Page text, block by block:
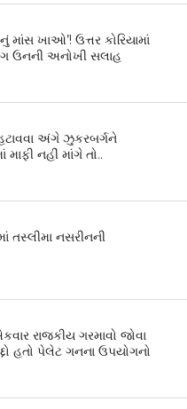
માંસ ખાઓ’! ઉત્તર કોરિયામાં
ઉનની અનોખી સલાહ
હટાવવા અંગે ઝુકરબર્ગને
નહીં માંગે તો..
તસ્લીમા નસરીનની
રાજકીય ગરમાવો જોવા
હતો પેલેટ ગનના ઉપયોગનો